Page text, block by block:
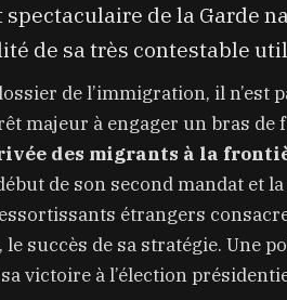
de la Garde
de sa très contestable
de l’immigration, il n’est
majeur à engager un bras de
des migrants à la
de son second mandat et
étrangers
succès de sa stratégie. Une
victoire à l’élection